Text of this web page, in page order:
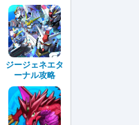
ジージェネエタ
ーナル攻略